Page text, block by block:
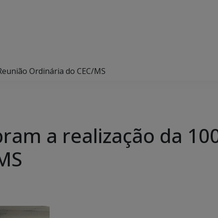
Ordinária do CEC/MS
a realização da